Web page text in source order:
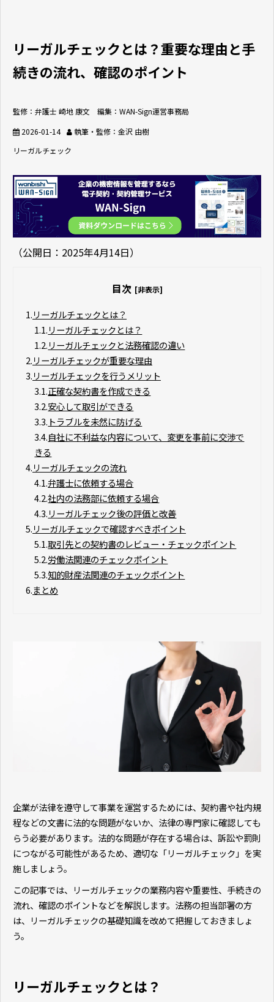
リーガルチェックとは？重要な理由と手
続きの流れ、確認のポイント
監修：弁護士 崎地 康文 編集：WAN-Sign運営事務局
2026-01-14
執筆・監修：金沢 由樹
リーガルチェック
（公開日：2025年4月14日）
目次 [非表示]
1.リーガルチェックとは？
1.1.リーガルチェックとは？
1.2.リーガルチェックと法務確認の違い
2.リーガルチェックが重要な理由
3.リーガルチェックを行うメリット
3.1.正確な契約書を作成できる
3.2.安心して取引ができる
3.3. トラブルを未然に防げる
3.4.自社に不利益な内容について、変更を事前に交渉で
きる
4.リーガルチェックの流れ
4.1.弁護士に依頼する場合
4.2.社内の法務部に依頼する場合
4.3.リーガルチェック後の評価と改善
5.リーガルチェックで確認すべきポイント
5.1.取引先との契約書のレビュー・チェックポイント
5.2.労働法関連のチェックポイント
5.3.知的財産法関連のチェックポイント
6.まとめ
企業が法律を遵守して事業を運営するためには、契約書や社内規
程などの文書に法的な問題がないか、法律の専門家に確認しても
らう必要があります。法的な問題が存在する場合は、訴訟や罰則
につながる可能性があるため、適切な「リーガルチェック」を実
施しましょう。
この記事では、リーガルチェックの業務内容や重要性、手続きの
流れ、確認のポイントなどを解説します。法務の担当部署の方
は、リーガルチェックの基礎知識を改めて把握しておきましょ
う。
リーガルチェックとは？